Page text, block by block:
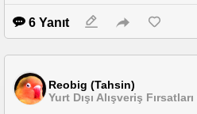
mop'umuzdu, komşumuz ile aynı anda
kasıtlı mı yapılmıştı ? oda muamma,
Bu ürünlerde yedek parça - mekanizma
bulunabilirliği çok önemli arkadaşlar,
ürünü aldım, birkaç ay tecrübe ettikten
6 Yanıt
Reobig (Tahsin)
Yurt Dışı Alışveriş Fırsatları